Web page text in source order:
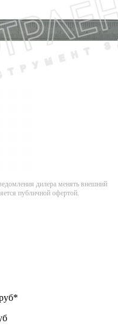
дилера менять внешний
публичной офертой.
*